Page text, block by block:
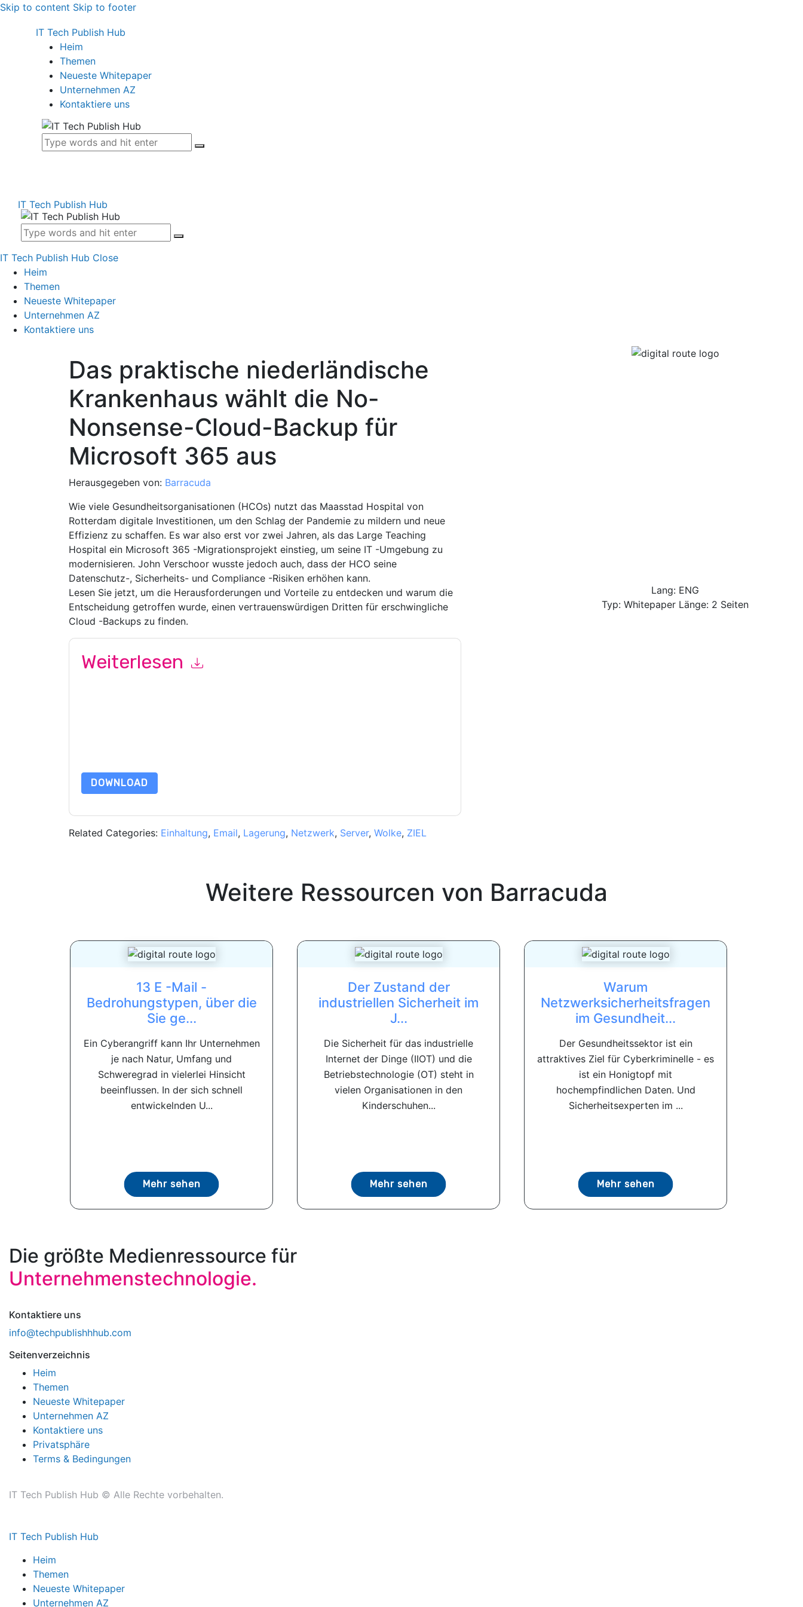
Skip to content Skip to footer
IT Tech Publish Hub
Heim
Themen
Neueste Whitepaper
Unternehmen AZ
Kontaktiere uns
IT Tech Publish Hub
IT Tech Publish Hub Close
Heim
Themen
Neueste Whitepaper
Unternehmen AZ
Kontaktiere uns
Das praktische niederländische
Krankenhaus wählt die No-
Nonsense-Cloud-Backup für
Microsoft 365 aus
Herausgegeben von: Barracuda
Wie viele Gesundheitsorganisationen (HCOs) nutzt das Maasstad Hospital von
Rotterdam digitale Investitionen, um den Schlag der Pandemie zu mildern und neue
Effizienz zu schaffen. Es war also erst vor zwei Jahren, als das Large Teaching
Hospital ein Microsoft 365 -Migrationsprojekt einstieg, um seine IT -Umgebung zu
modernisieren. John Verschoor wusste jedoch auch, dass der HCO seine
Datenschutz-, Sicherheits- und Compliance -Risiken erhöhen kann.
Lesen Sie jetzt, um die Herausforderungen und Vorteile zu entdecken und warum die
Entscheidung getroffen wurde, einen vertrauenswürdigen Dritten für erschwingliche
Cloud -Backups zu finden.
Weiterlesen
DOWNLOAD
Related Categories: Einhaltung, Email, Lagerung, Netzwerk, Server, Wolke, ZIEL
Lang: ENG
Typ: Whitepaper Länge: 2 Seiten
Weitere Ressourcen von Barracuda
13 E -Mail -
Bedrohungstypen, über die
Sie ge...
Ein Cyberangriff kann Ihr Unternehmen
je nach Natur, Umfang und
Schweregrad in vielerlei Hinsicht
beeinflussen. In der sich schnell
entwickelnden U...
Mehr sehen
Der Zustand der
industriellen Sicherheit im
J...
Die Sicherheit für das industrielle
Internet der Dinge (IIOT) und die
Betriebstechnologie (OT) steht in
vielen Organisationen in den
Kinderschuhen...
Mehr sehen
Warum
Netzwerksicherheitsfragen
im Gesundheit...
Der Gesundheitssektor ist ein
attraktives Ziel für Cyberkriminelle - es
ist ein Honigtopf mit
hochempfindlichen Daten. Und
Sicherheitsexperten im ...
Mehr sehen
Die größte Medienressource für
Unternehmenstechnologie.
Kontaktiere uns
info@techpublishhhub.com
Seitenverzeichnis
Heim
Themen
Neueste Whitepaper
Unternehmen AZ
Kontaktiere uns
Privatsphäre
Terms & Bedingungen
IT Tech Publish Hub © Alle Rechte vorbehalten.
IT Tech Publish Hub
Heim
Themen
Neueste Whitepaper
Unternehmen AZ